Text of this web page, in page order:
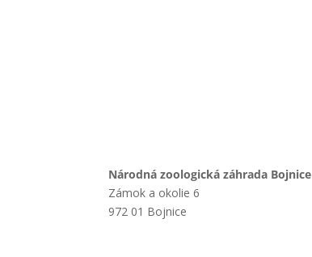
Národná zoologická záhrada Bojnice
Zámok a okolie 6
972 01 Bojnice